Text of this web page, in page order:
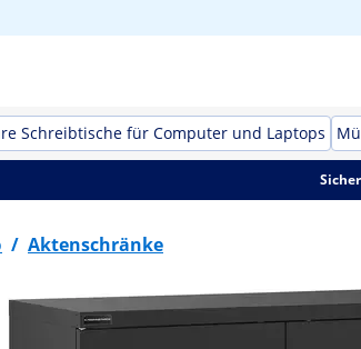
Schreibtische für Computer und Laptops
/ Aktenschränke